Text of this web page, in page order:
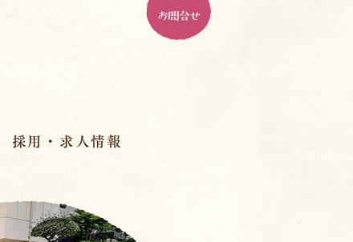
採用・求人情報
パドマで働く、１０の魅力
お問合せ